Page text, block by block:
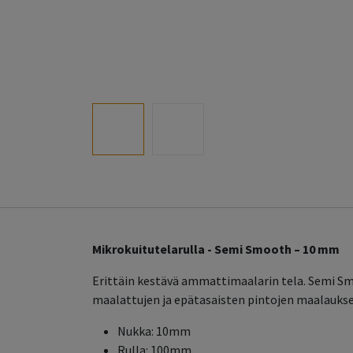
Mikrokuitutelarulla - Semi Smooth – 10 mm
Erittäin kestävä ammattimaalarin tela. Semi
maalattujen ja epätasaisten pintojen
Nukka: 10mm
Rulla: 100mm